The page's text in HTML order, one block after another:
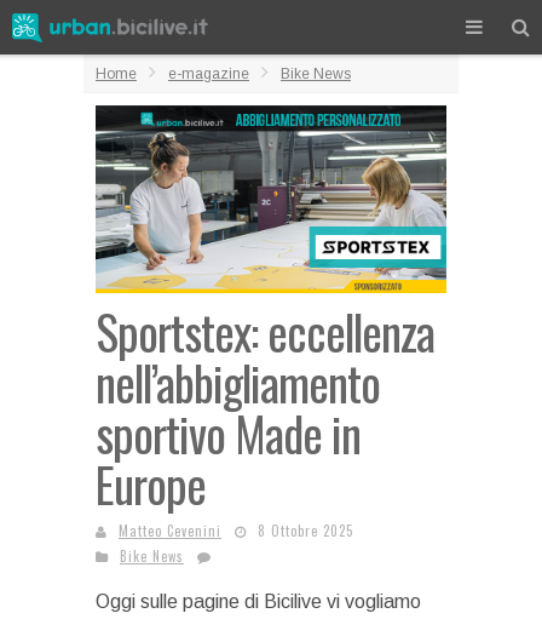
Home e-magazine Bike News
Sportstex: eccellenza
nell’abbigliamento
sportivo Made in
Europe
Matteo Cevenini
8 Ottobre 2025
Bike News
Oggi sulle pagine di Bicilive vi vogliamo